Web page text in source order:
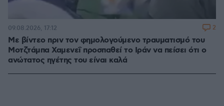
Με βίντεο πριν τον φημολογούμενο τραυματισμό του
Μοτζτάμπα Χαμενεΐ προσπαθεί το Ιράν να πείσει ότι ο
ανώτατος ηγέτης του είναι καλά
09.08.2026, 17:12 2